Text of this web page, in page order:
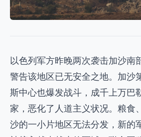
以色列军方昨晚两次袭击加沙南
警告该地区已无安全之地。加沙
斯中心也爆发战斗，成千上万巴
家，恶化了人道主义状况。粮食
沙的一小片地区无法分发，新的